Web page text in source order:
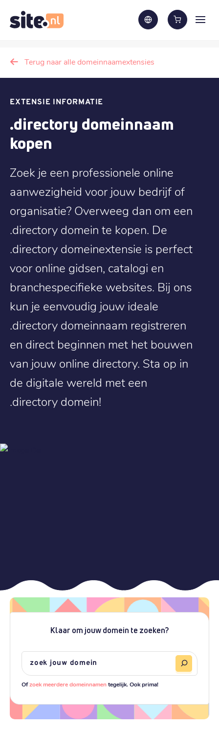
Terug naar alle domeinnaamextensies
EXTENSIE INFORMATIE
.directory domeinnaam
kopen
Zoek je een professionele online
aanwezigheid voor jouw bedrijf of
organisatie? Overweeg dan om een
.directory domein te kopen. De
.directory domeinextensie is perfect
voor online gidsen, catalogi en
branchespecifieke websites. Bij ons
kun je eenvoudig jouw ideale
.directory domeinnaam registreren
en direct beginnen met het bouwen
van jouw online directory. Sta op in
de digitale wereld met een
.directory domein!
Klaar om jouw domein te zoeken?
Ofzoek meerdere domeinnamentegelijk. Ook prima!